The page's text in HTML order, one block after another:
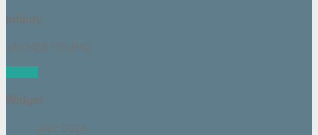
Infinity
JAYMES YOUNG
Widget
août 2026